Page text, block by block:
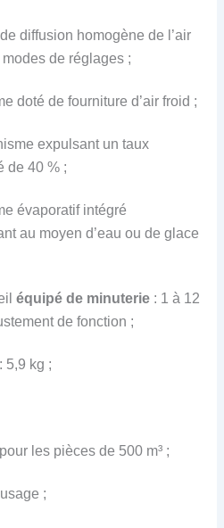
diffusion homogène de l’air
de réglages ;
doté de fourniture d’air froid ;
expulsant un taux
de 40 % ;
évaporatif intégré
au moyen d’eau ou de glace
équipéde minuterie : 1 à 12
de fonction ;
5,9 kg ;
les pièces de 500 m³ ;
;